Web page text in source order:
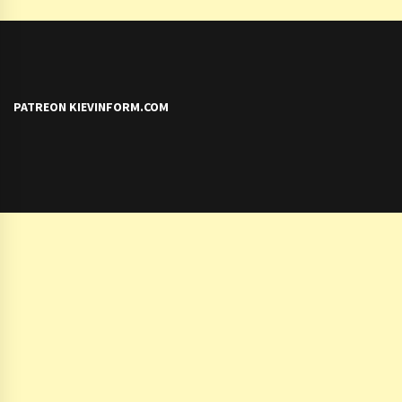
PATREON KIEVINFORM.COM